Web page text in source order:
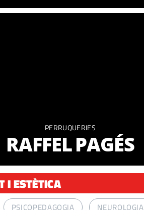
PERRUQUERIES
RAFFEL PAGÉS
I ESTÈTICA
PSICOPEDAGOGIA NEUROLOGIA